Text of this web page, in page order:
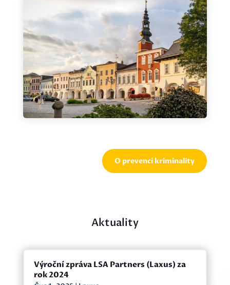
O prevenci kriminality
Aktuality
Výroční zpráva LSA Partners (Laxus) za
rok 2024